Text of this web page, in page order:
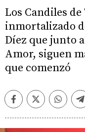
Los Candiles
inmortalizado
Díez que junto
Amor, siguen
que comenzó
FacebookTwitter